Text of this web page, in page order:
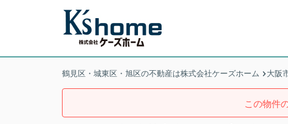
鶴見区・城東区・旭区の不動産は株式会社ケーズホーム 大阪
この物件